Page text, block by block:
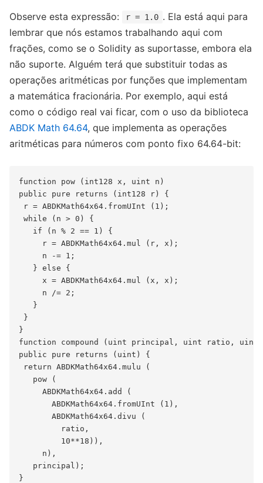
Observe esta expressão: r = 1.0 . Ela está aqui para
lembrar que nós estamos trabalhando aqui com
frações, como se o Solidity as suportasse, embora ela
não suporte. Alguém terá que substituir todas as
operações aritméticas por funções que implementam
a matemática fracionária. Por exemplo, aqui está
como o código real vai ficar, com o uso da biblioteca
ABDK Math 64.64, que implementa as operações
aritméticas para números com ponto fixo 64.64-bit:
function pow (int128 x, uint n)
public pure returns (int128 r) {
r = ABDKMath64x64.fromUInt (1);
while (n > 0) {
   if (n % 2 == 1) {
     r = ABDKMath64x64.mul (r, x);
     n -= 1;
   } else {
     x = ABDKMath64x64.mul (x, x);
     n /= 2;
   }
}
}
function compound (uint principal, uint ratio, uint
public pure returns (uint) {
return ABDKMath64x64.mulu (
   pow (
     ABDKMath64x64.add (
       ABDKMath64x64.fromUInt (1),
       ABDKMath64x64.divu (
         ratio,
         10**18)),
     n),
   principal);